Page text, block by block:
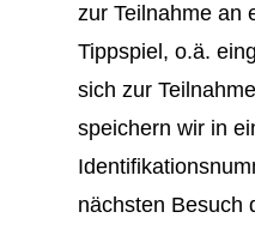
zur Teilnahme an
Tippspiel, o.ä.
sich zur
speichern wir in
nächsten Besuch